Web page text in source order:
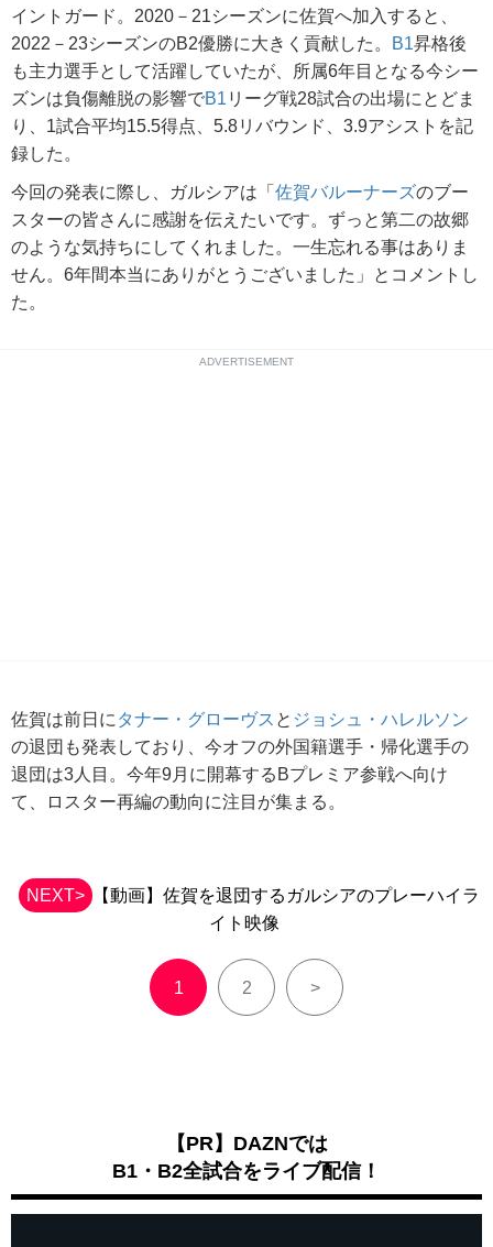
イントガード。2020－21シーズンに佐賀へ加入すると、
2022－23シーズンのB2優勝に大きく貢献した。
B1昇格後
も主力選手として活躍していたが、所属6年目となる今シー
ズンは負傷離脱の影響でB1 リーグ戦28試合の出場にとどま
り、1試合平均15.5得点、5.8リバウンド、3.9アシストを記
録した。
今回の発表に際し、ガルシアは「 佐賀バルーナーズのブー
スターの皆さんに感謝を伝えたいです。ずっと第二の故郷
のような気持ちにしてくれました。一生忘れる事はありま
せん。6年間本当にありがとうございました」とコメントし
た。
ADVERTISEMENT
佐賀は前日に タナー・グローヴス と ジョシュ・ハレルソン
の退団も発表しており、今オフの外国籍選手・帰化選手の
退団は3人目。今年9月に開幕するBプレミア参戦へ向け
て、ロスター再編の動向に注目が集まる。
NEXT>
【動画】佐賀を退団するガルシアのプレーハイラ
イト映像
1 2 >
【PR】DAZNでは
B1・B2全試合をライブ配信！